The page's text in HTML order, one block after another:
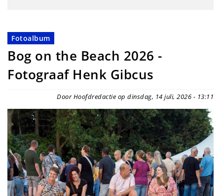
Fotoalbum
Bog on the Beach 2026 -
Fotograaf Henk Gibcus
Door Hoofdredactie op dinsdag, 14 juli, 2026 - 13:11